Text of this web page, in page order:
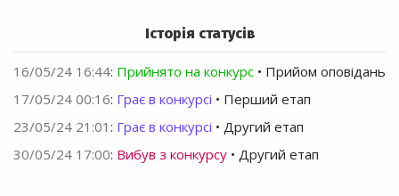
Історія статусів
16/05/24 16:44: Прийнято на конкурс • Прийом оповідань
17/05/24 00:16: Грає в конкурсі • Перший етап
23/05/24 21:01 : Грає в конкурсі • Другий етап
30/05/24 17:00: Вибув з конкурсу • Другий етап